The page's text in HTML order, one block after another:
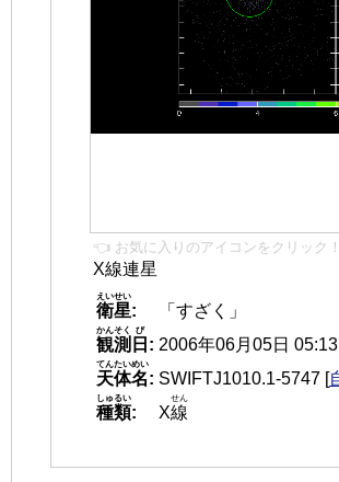
👈 お気に入りのアイコンをクリック！
X線連星
衛星
えいせい
:
「すざく」
観測
かんそく
日
び
: 2006年06月05日
天体名
てんたいめい
: SWIFTJ1010.1-5747 [
種類
しゅるい
: X線
せん